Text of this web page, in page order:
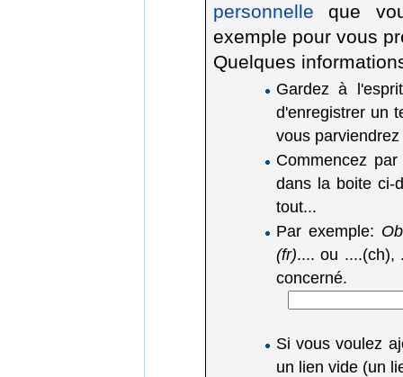
personnelle que
exemple pour vous
Quelques
Gardez à
d'enregistrer un
vous
Commencez
dans la boite ci-
tout...
Par exemple:
(fr).... ou ....(ch),
concerné.
Si vous voulez
un lien vide (un